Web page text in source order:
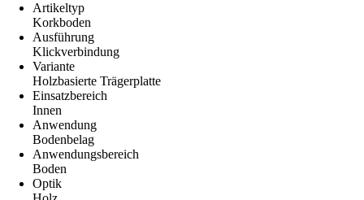
Artikeltyp
Korkboden
Ausführung
Klickverbindung
Variante
Holzbasierte Trägerplatte
Einsatzbereich
Innen
Anwendung
Bodenbelag
Anwendungsbereich
Boden
Optik